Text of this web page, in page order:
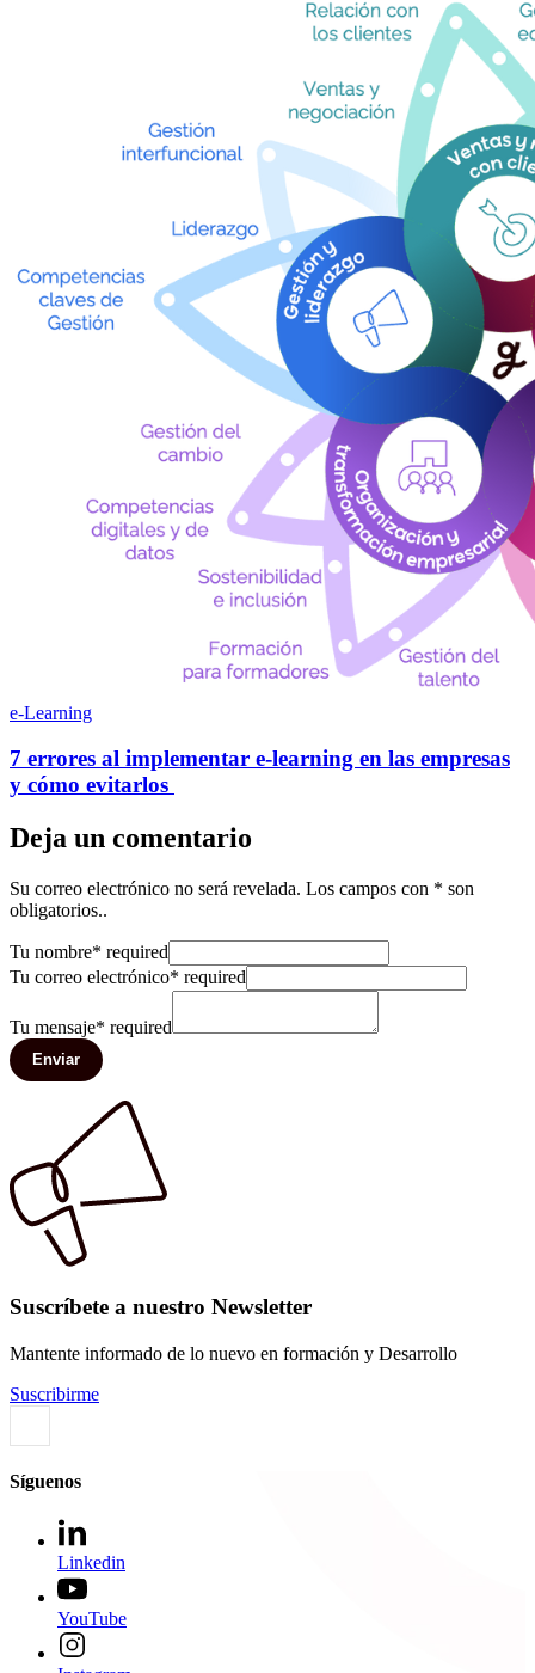
e-Learning
7 errores al implementar e-learning en las empresas
y cómo evitarlos
Deja un comentario
Su correo electrónico no será revelada. Los campos con * son
obligatorios..
Tu nombre* required
Tu correo electrónico* required
Tu mensaje* required
Enviar
Suscríbete a nuestro Newsletter
Mantente informado de lo nuevo en formación y Desarrollo
Suscribirme
Síguenos
Linkedin
YouTube